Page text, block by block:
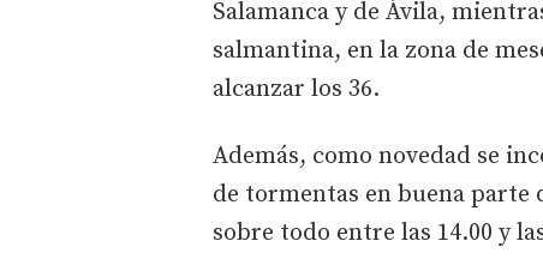
Salamanca y de Ávila,
salmantina, en la zona de
alcanzar los 36.
Además, como novedad se
de tormentas en buena parte
sobre todo entre las 14.00 y